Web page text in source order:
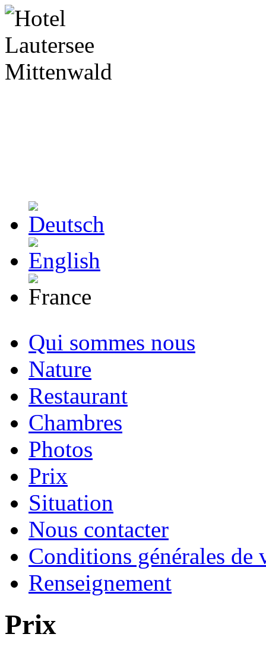
Qui sommes nous
Nature
Restaurant
Chambres
Photos
Prix
Situation
Nous contacter
Conditions générales de
Renseignement
Prix